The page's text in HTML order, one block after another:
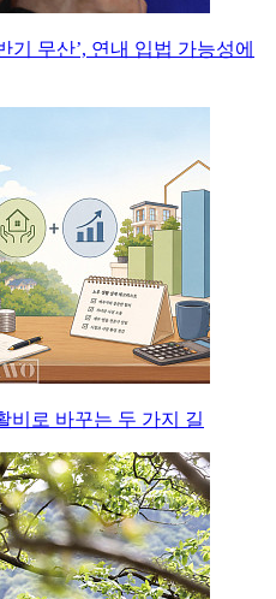
기 무산’, 연내 입법 가능성에
비로 바꾸는 두 가지 길